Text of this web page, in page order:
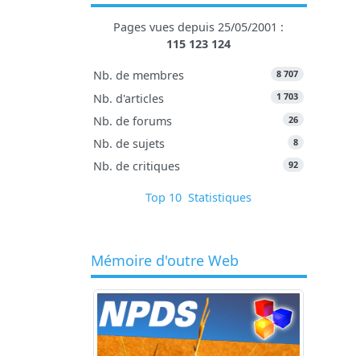
Pages vues depuis 25/05/2001 :
115 123 124
Nb. de membres 8 707
Nb. d'articles 1 703
Nb. de forums 26
Nb. de sujets 8
Nb. de critiques 92
Top 10 Statistiques
Mémoire d'outre Web